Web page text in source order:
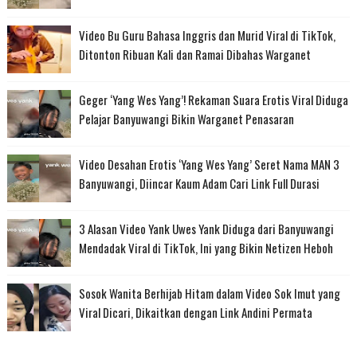
Video Bu Guru Bahasa Inggris dan Murid Viral di TikTok,
Ditonton Ribuan Kali dan Ramai Dibahas Warganet
Geger ‘Yang Wes Yang’! Rekaman Suara Erotis Viral Diduga
Pelajar Banyuwangi Bikin Warganet Penasaran
Video Desahan Erotis ‘Yang Wes Yang’ Seret Nama MAN 3
Banyuwangi, Diincar Kaum Adam Cari Link Full Durasi
3 Alasan Video Yank Uwes Yank Diduga dari Banyuwangi
Mendadak Viral di TikTok, Ini yang Bikin Netizen Heboh
Sosok Wanita Berhijab Hitam dalam Video Sok Imut yang
Viral Dicari, Dikaitkan dengan Link Andini Permata